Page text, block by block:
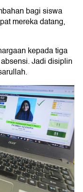
bagi siswa
mereka datang,
kepada tiga
Jadi disiplin